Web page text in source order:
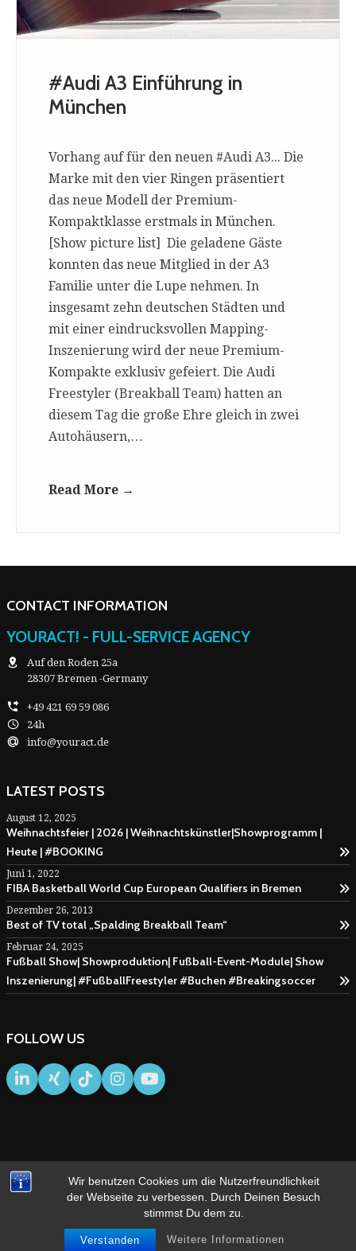
Wir benutzen Cookies um die Nutzerfreundlichkeit
der Webseite zu verbessen. Durch Deinen Besuch
stimmst Du dem zu.
Verstanden Weitere Informationen
#Audi A3 Einführung in
München
Vorhang auf für den neuen #Audi A3... Die
Marke mit den vier Ringen präsentiert
das neue Modell der Premium-
Kompaktklasse erstmals in München.
[Show picture list] Die geladene Gäste
konnten das neue Mitglied in der A3
Familie unter die Lupe nehmen. In
insgesamt zehn deutschen Städten und
mit einer eindrucksvollen Mapping-
Inszenierung wird der neue Premium-
Kompakte exklusiv gefeiert. Die Audi
Freestyler (Breakball Team) hatten an
diesem Tag die große Ehre gleich in zwei
Autohäusern,…
Read More →
CONTACT INFORMATION
YOURACT! - FULL-SERVICE AGENCY
Auf den Roden 25a
28307 Bremen -Germany
+49 421 69 59 086
24h
info@youract.de
LATEST POSTS
August 12, 2025
Weihnachtsfeier | 2026 | Weihnachtskünstler|Showprogramm |
Heute | #BOOKING
Juni 1, 2022
FIBA Basketball World Cup European Qualifiers in Bremen
Dezember 26, 2013
Best of TV total „Spalding Breakball Team“
Februar 24, 2025
Fußball Show| Showproduktion| Fußball-Event-Module| Show
Inszenierung| #FußballFreestyler #Buchen #Breakingsoccer
FOLLOW US
IMPRESSUM AGB